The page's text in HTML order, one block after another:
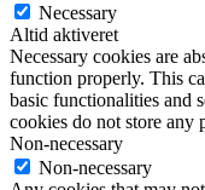
Necessary
Altid aktiveret
Necessary cookies are
function properly. This
basic functionalities and
cookies do not store any
Non-necessary
Non-necessary